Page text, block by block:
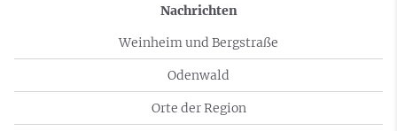
Nachrichten
Weinheim und Bergstraße
Odenwald
Orte der Region